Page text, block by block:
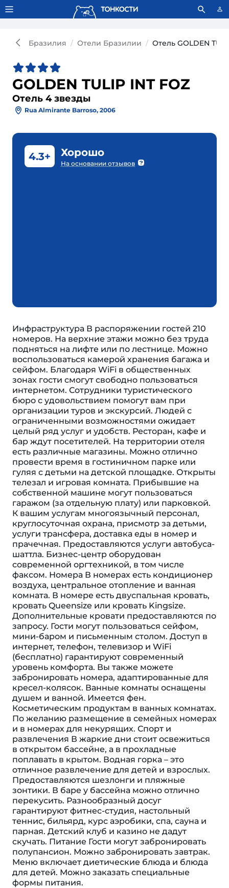
Тонкости используют сookie-файлы. Что это значит?
Бразилия Отели Бразилии Отель GOLDEN
GOLDEN TULIP INT FOZ
Отель 4 звезды
Rua Almirante Barroso, 2006
4.3+ Хорошо
На основании отзывов
Инфраструктура В распоряжении гостей 210
номеров. На верхние этажи можно без труда
подняться на лифте или по лестнице. Можно
воспользоваться камерой хранения багажа и
сейфом. Благодаря WiFi в общественных
зонах гости смогут свободно пользоваться
интернетом. Сотрудники туристического
бюро с удовольствием помогут вам при
организации туров и экскурсий. Людей с
ограниченными возможностями ожидает
целый ряд услуг и удобств. Ресторан, кафе и
бар ждут посетителей. На территории отеля
есть различные магазины. Можно отлично
провести время в гостиничном парке или
гуляя с детьми на детской площадке. Открыты
телезал и игровая комната. Прибывшие на
собственной машине могут пользоваться
гаражом (за отдельную плату) или парковкой.
К вашим услугам многоязычный персонал,
круглосуточная охрана, присмотр за детьми,
услуги трансфера, доставка еды в номер и
прачечная. Предоставляются услуги автобуса-
шаттла. Бизнес-центр оборудован
современной оргтехникой, в том числе
факсом. Номера В номерах есть кондиционер
воздуха, центральное отопление и ванная
комната. В номере есть двуспальная кровать,
кровать Queensize или кровать Kingsize.
Дополнительные кровати предоставляются по
запросу. Гости могут пользоваться сейфом,
мини-баром и письменным столом. Доступ в
интернет, телефон, телевизор и WiFi
(бесплатно) гарантируют современный
уровень комфорта. Вы также можете
забронировать номера, адаптированные для
кресел-колясок. Ванные комнаты оснащены
душем и ванной. Имеется фен.
Косметическим продуктам в ванных комнатах.
По желанию размещение в семейных номерах
и в номерах для некурящих. Спорт и
развлечения В жаркие дни стоит освежиться
в открытом бассейне, а в прохладные
поплавать в крытом. Водная горка – это
отличное развлечение для детей и взрослых.
Предоставляются шезлонги и пляжные
зонтики. В баре у бассейна можно отлично
перекусить. Разнообразный досуг
гарантируют фитнес-студия, настольный
теннис, бильярд, курс аэробики, спа, сауна и
парная. Детский клуб и казино не дадут
скучать. Питание Гости могут забронировать
полупансион. Можно забронировать завтрак.
Меню включает диетические блюда и блюда
для детей. Можно заказать специальные
формы питания.